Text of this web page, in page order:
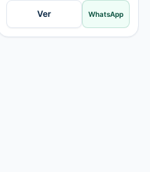
Ver WhatsApp